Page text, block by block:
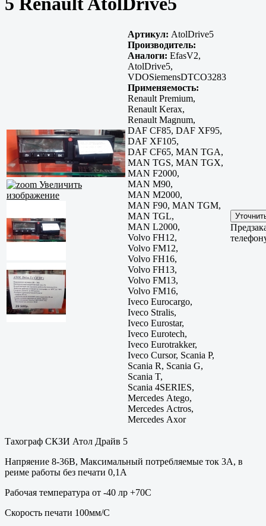
Увеличить
изображение
Артикул: AtolDrive5
Производитель:
Аналоги: EfasV2,
AtolDrive5,
VDOSiemensDTCO3283
Применяемость:
Renault Premium,
Renault Kerax,
Renault Magnum,
DAF CF85, DAF XF95,
DAF XF105,
DAF CF65, MAN TGA,
MAN TGS, MAN TGX,
MAN F2000,
MAN M90,
MAN M2000,
MAN F90, MAN TGM,
MAN TGL,
MAN L2000,
Volvo FH12,
Volvo FM12,
Volvo FH16,
Volvo FH13,
Volvo FM13,
Volvo FM16,
Iveco Eurocargo,
Iveco Stralis,
Iveco Eurostar,
Iveco Eurotech,
Iveco Eurotrakker,
Iveco Cursor, Scania P,
Scania R, Scania G,
Scania T,
Scania 4SERIES,
Mercedes Atego,
Mercedes Actros,
Mercedes Axor
Тахограф СКЗИ Атол Драйв 5
Напряение 8-36В, Максимальный потребляемые ток 3А, в
реиме работы без печати 0,1А
Рабочая температура от -40 лр +70С
Скорость печати 100мм/С